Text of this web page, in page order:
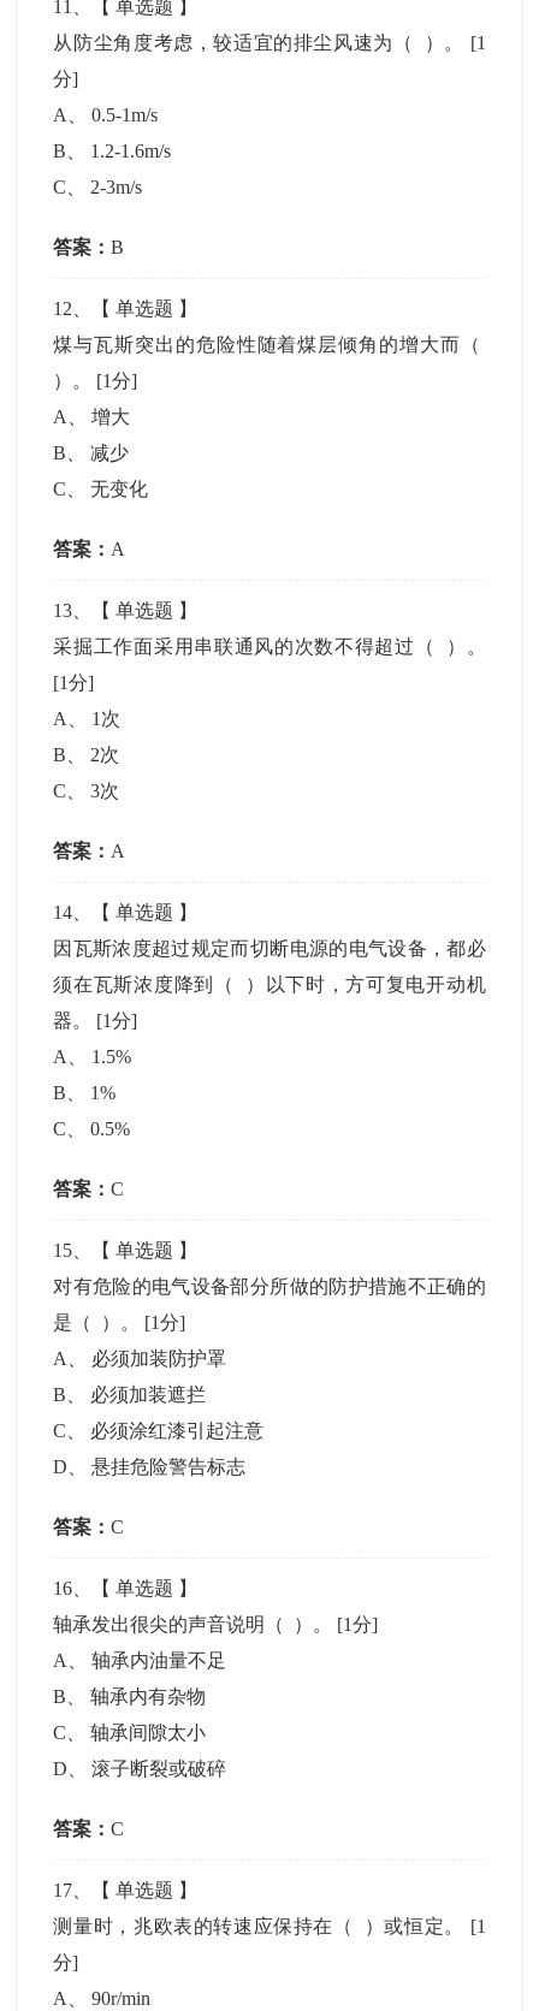
11 、【单选题 】
从防尘角度考虑，较适宜的排尘风速为（ ）。 [1
分]
A
、0.5-1m/s
B
1.2-1.6m/s
C
2-3m/s
答案：B
12 、【单选题 】
煤与瓦斯突出的危险性随着煤层倾角的增大而（
）。 [1分]
A
、增大
B 、减少
C 、无变化
答案： A
13 、【单选题 】
采掘工作面采用串联通风的次数不得超过（ ）。
[1分]
A
1次
B
2次
C 、3次
答案： A
14 、【单选题 】
因瓦斯浓度超过规定而切断电源的电气设备，都必
须在瓦斯浓度降到（ ）以下时，方可复电开动机
器。 [1分]
A
1.5%
B
1%
C 、0.5%
答案：C
15 、【单选题 】
对有危险的电气设备部分所做的防护措施不正确的
是（ ）。 [1分]
A
必须加装防护罩
B
必须加装遮拦
C
必须涂红漆引起注意
D 、悬挂危险警告标志
答案：C
16 、【单选题 】
轴承发出很尖的声音说明（ ）。 [1分]
A
、轴承内油量不足
B 、轴承内有杂物
C 、轴承间隙太小
D 、滚子断裂或破碎
答案：C
17 、【单选题 】
测量时，兆欧表的转速应保持在（ ）或恒定。 [1
分]
A
、90r/min